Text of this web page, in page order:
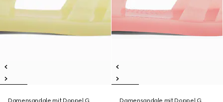
Damensandale mit Doppel G
Damensandale mit Doppel G